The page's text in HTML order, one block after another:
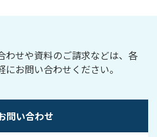
わせや資料のご請求などは、各
お問い合わせください。
問い合わせ